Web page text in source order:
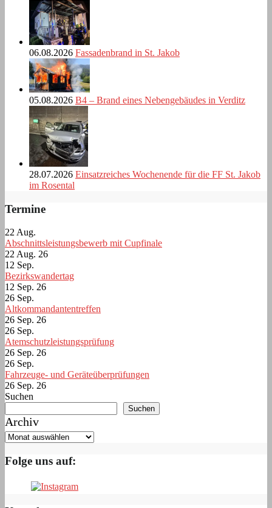
06.08.2026 Fassadenbrand in St. Jakob
05.08.2026 B4 – Brand eines Nebengebäudes in Verditz
28.07.2026 Einsatzreiches Wochenende für die FF St. Jakob
im Rosental
Termine
22 Aug.
Abschnittsleistungsbewerb mit Cupfinale
22 Aug. 26
12 Sep.
Bezirkswandertag
12 Sep. 26
26 Sep.
Altkommandantentreffen
26 Sep. 26
26 Sep.
Atemschutzleistungsprüfung
26 Sep. 26
26 Sep.
Fahrzeuge- und Geräteüberprüfungen
26 Sep. 26
Suchen
Suchen
Archiv
Folge uns auf: